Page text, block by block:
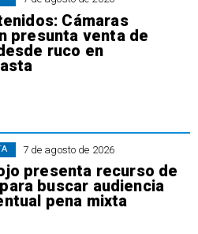
Cámaras
presunta venta de
ruco en
7 de agosto de 2026
presenta recurso de
buscar audiencia
pena mixta